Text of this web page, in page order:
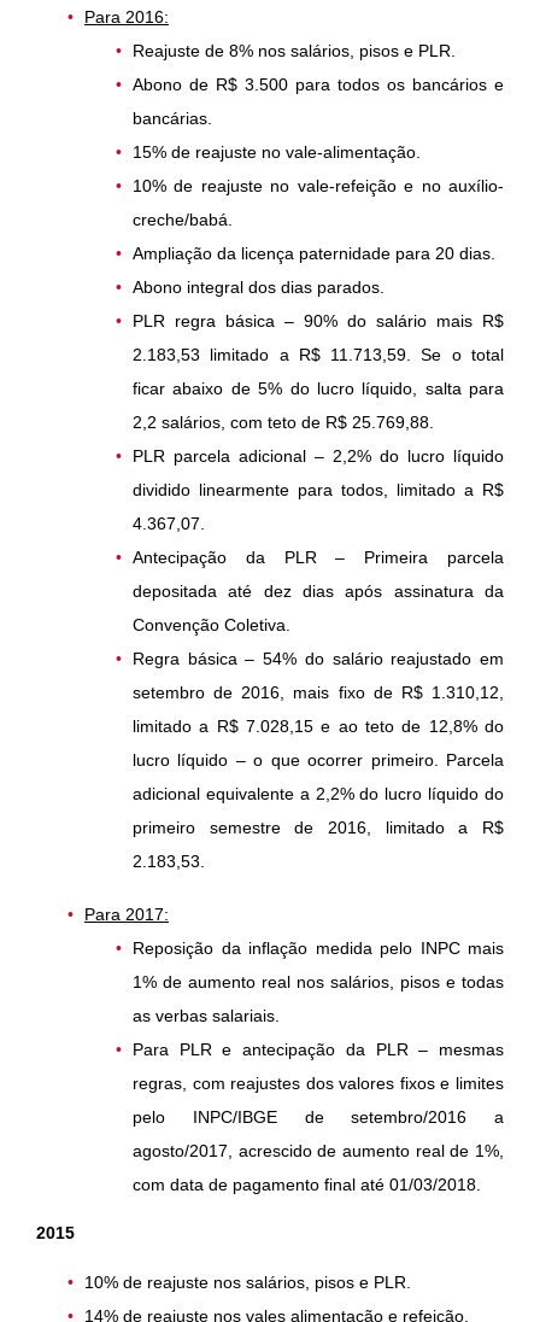
Para 2016:
Reajuste de 8% nos salários, pisos e PLR.
Abono de R$ 3.500 para todos os bancários e
bancárias.
15% de reajuste no vale-alimentação.
10% de reajuste no vale-refeição e no auxílio-
creche/babá.
Ampliação da licença paternidade para 20 dias.
Abono integral dos dias parados.
PLR regra básica – 90% do salário mais R$
2.183,53 limitado a R$ 11.713,59. Se o total
ficar abaixo de 5% do lucro líquido, salta para
2,2 salários, com teto de R$ 25.769,88.
PLR parcela adicional – 2,2% do lucro líquido
dividido linearmente para todos, limitado a R$
4.367,07.
Antecipação da PLR – Primeira parcela
depositada até dez dias após assinatura da
Convenção Coletiva.
Regra básica – 54% do salário reajustado em
setembro de 2016, mais fixo de R$ 1.310,12,
limitado a R$ 7.028,15 e ao teto de 12,8% do
lucro líquido – o que ocorrer primeiro. Parcela
adicional equivalente a 2,2% do lucro líquido do
primeiro semestre de 2016, limitado a R$
2.183,53.
Para 2017:
Reposição da inflação medida pelo INPC mais
1% de aumento real nos salários, pisos e todas
as verbas salariais.
Para PLR e antecipação da PLR – mesmas
regras, com reajustes dos valores fixos e limites
pelo INPC/IBGE de setembro/2016 a
agosto/2017, acrescido de aumento real de 1%,
com data de pagamento final até 01/03/2018.
2015
10% de reajuste nos salários, pisos e PLR.
14% de reajuste nos vales alimentação e refeição.